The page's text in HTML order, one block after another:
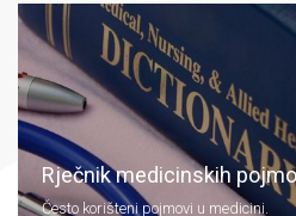
Rječnik medicinskih
Često korišteni pojmovi u medicini.